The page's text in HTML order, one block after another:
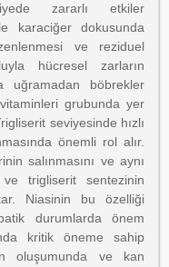
zararlı etkiler
karaciğer dokusunda
ve reziduel
hücresel zarların
uğramadan böbrekler
grubunda yer
seviyesinde hızlı
önemli rol alır.
salınmasını ve aynı
trigliserit sentezinin
Niasinin bu özelliği
durumlarda önem
kritik öneme sahip
oluşumunda ve kan